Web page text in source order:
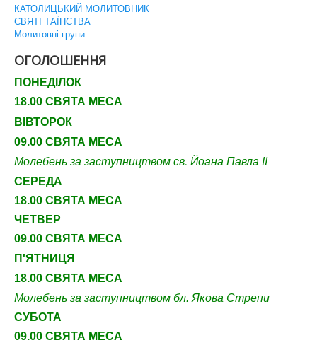
КАТОЛИЦЬКИЙ МОЛИТОВНИК
СВЯТІ ТАЇНСТВА
Молитовні групи
ОГОЛОШЕННЯ
ПОНЕДІЛОК
18.00 СВЯТА МЕСА
ВІВТОРОК
09.00 СВЯТА МЕСА
Молебень за заступництвом св. Йоана Павла ІІ
СЕРЕДА
18.00 СВЯТА МЕСА
ЧЕТВЕР
09.00 СВЯТА МЕСА
П'ЯТНИЦЯ
18.00 СВЯТА МЕСА
Молебень за заступництвом бл. Якова Стрепи
СУБОТА
09.00 СВЯТА МЕСА